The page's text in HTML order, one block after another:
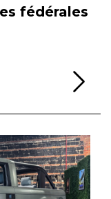
fédérales